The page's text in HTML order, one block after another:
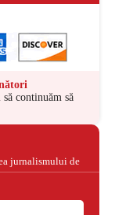
continuăm să
jurnalismului de